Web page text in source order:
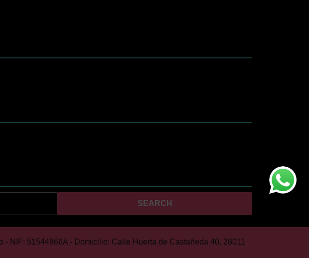
NIF: 51544866A - Domicilio: Calle Huerta de Castañeda 40, 28011